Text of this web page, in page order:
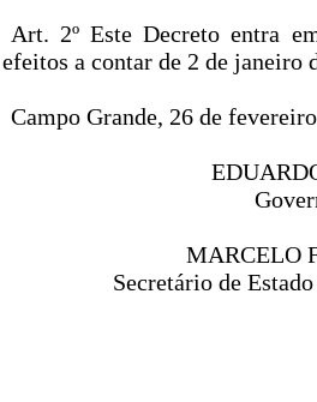
Art. 2º Este Decreto entra
efeitos a contar de 2 de janeiro
Campo Grande, 26 de
MARCELO
Secretário de